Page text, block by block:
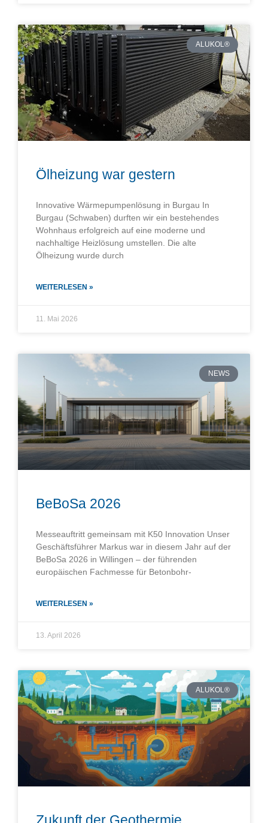
ALUKOL®
Ölheizung war gestern
Innovative Wärmepumpenlösung in Burgau In
Burgau (Schwaben) durften wir ein bestehendes
Wohnhaus erfolgreich auf eine moderne und
nachhaltige Heizlösung umstellen. Die alte
Ölheizung wurde durch
WEITERLESEN »
11. Mai 2026
NEWS
BeBoSa 2026
Messeauftritt gemeinsam mit K50 Innovation Unser
Geschäftsführer Markus war in diesem Jahr auf der
BeBoSa 2026 in Willingen – der führenden
europäischen Fachmesse für Betonbohr‑
WEITERLESEN »
13. April 2026
ALUKOL®